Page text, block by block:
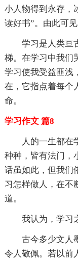
小人物得到永存，
读好书”。由此可
学习是人类亘古
梯。在学习中我们
学习使我受益匪浅
在，它指点着每个
命。
学习作文 篇8
人的一生都在学
种种，皆有法门，
话虽如此，但我们
习怎样做人，在不
道。
我认为，学习之
古今多少文人墨
令人敬佩。若以前